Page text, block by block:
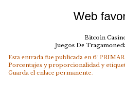
Web
Bitcoin
Juegos De
Esta entrada fue publicada en 6º
Porcentajes y proporcionalidad y
Guarda el enlace permanente.